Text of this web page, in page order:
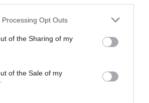
Opt Outs
of the Sharing of my
of the Sale of my